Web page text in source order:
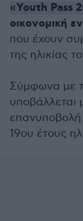
«Youth Pass
οικονομική
που έχουν
της ηλικίας
Σύμφωνα με
υποβάλλεται
επανυποβολή
19ου έτους